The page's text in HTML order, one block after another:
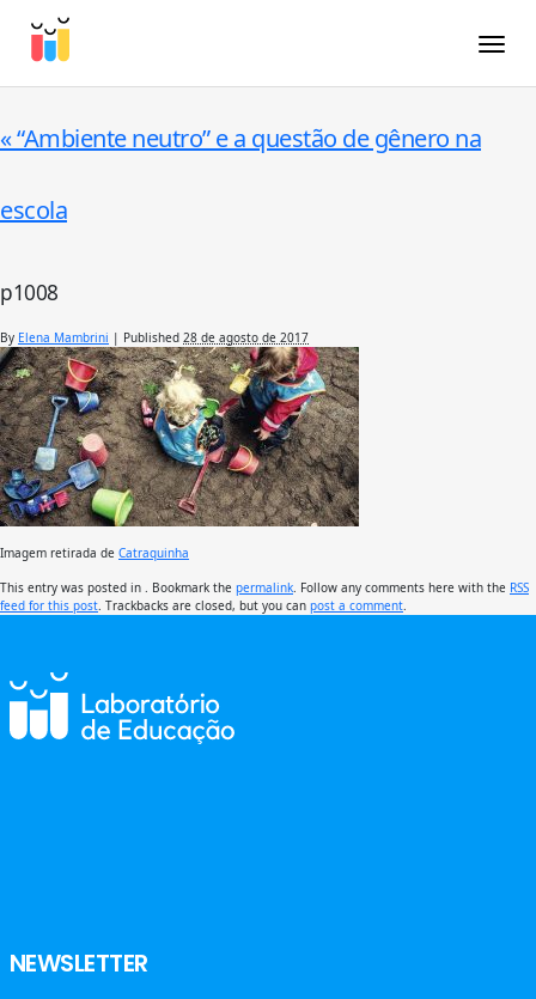
«“Ambiente neutro” e a questão de gênero na
escola
p1008
By Elena Mambrini | Published 28 de agosto de 2017
Imagem retirada de Catraquinha
This entry was posted in . Bookmark the permalink . Follow any comments here with the RSS
feed for this post . Trackbacks are closed, but you can post a comment
NEWSLETTER